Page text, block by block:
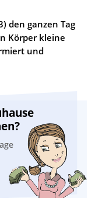
den ganzen Tag
Körper kleine
und